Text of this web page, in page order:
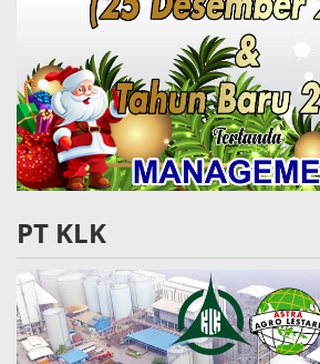
PT KLK